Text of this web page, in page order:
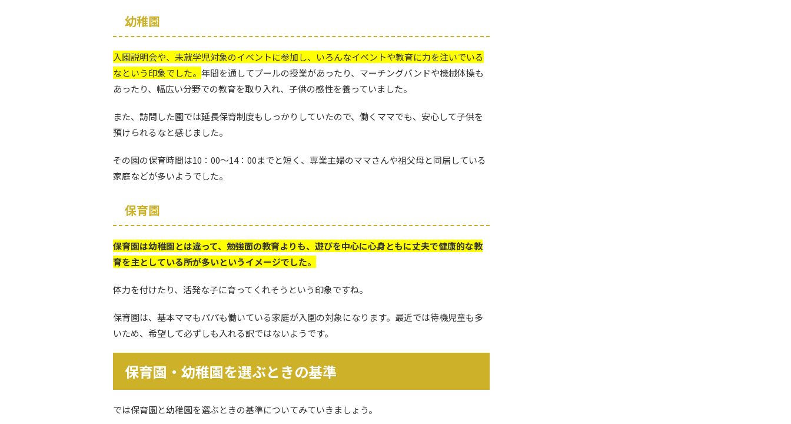
幼稚園
入園説明会や、未就学児対象のイベントに参加し、いろんなイベントや教育に力を注いでいる
なという印象でした。 年間を通してプールの授業があったり、マーチングバンドや機械体操も
あったり、幅広い分野での教育を取り入れ、子供の感性を養っていました。
また、訪問した園では延長保育制度もしっかりしていたので、働くママでも、安心して子供を
預けられるなと感じました。
その園の保育時間は10：00～14：00までと短く、専業主婦のママさんや祖父母と同居している
家庭などが多いようでした。
保育園
保育園は幼稚園とは違って、勉強面の教育よりも、遊びを中心に心身ともに丈夫で健康的な教
育を主としている所が多いというイメージでした。
体力を付けたり、活発な子に育ってくれそうという印象ですね。
保育園は、基本ママもパパも働いている家庭が入園の対象になります。最近では待機児童も多
いため、希望して必ずしも入れる訳ではないようです。
保育園・幼稚園を選ぶときの基準
では保育園と幼稚園を選ぶときの基準についてみていきましょう。